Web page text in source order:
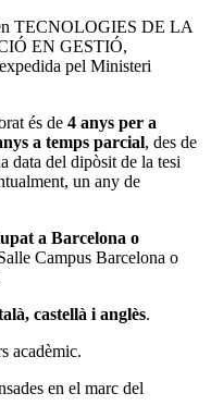
TECNOLOGIES DE LA
EN GESTIÓ,
pel Ministeri
és de 4 anys per a
a temps parcial, des de
data del dipòsit de la tesi
un any de
a Barcelona o
Campus Barcelona o
castellà i anglès.
acadèmic.
en el marc del